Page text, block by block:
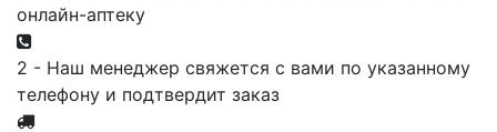
онлайн-аптеку
2 - Наш менеджер свяжется с вами по указанному
телефону и подтвердит заказ